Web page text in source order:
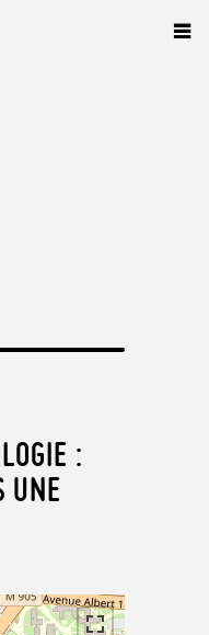
:
UNE